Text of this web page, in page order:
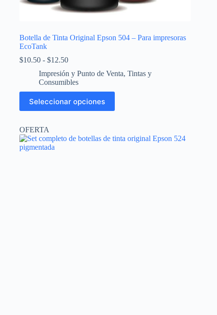
Botella de Tinta Original Epson 504 – Para impresoras
EcoTank
$10.50 - $12.50Rango
precios:
desde
$10.50
hasta
$12.50
Impresión y Punto de Venta, Tintas y
Consumibles
Seleccionar opciones
Este
producto
tiene
variantes.
Las
opciones
OFERTA